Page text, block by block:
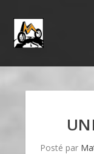
Posté par